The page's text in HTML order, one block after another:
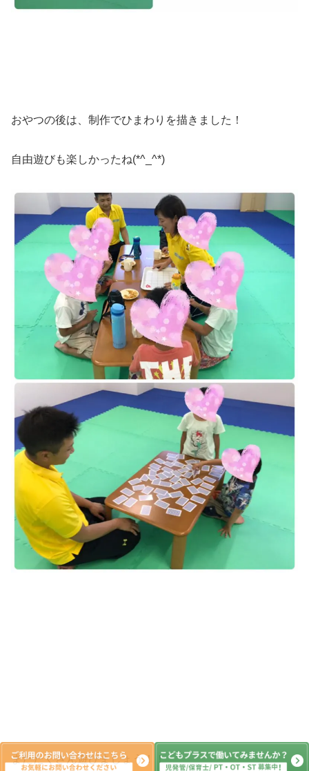
おやつの後は、制作でひまわりを描きました！
自由遊びも楽しかったね(*^_^*)
またたくさん遊びましょう！！